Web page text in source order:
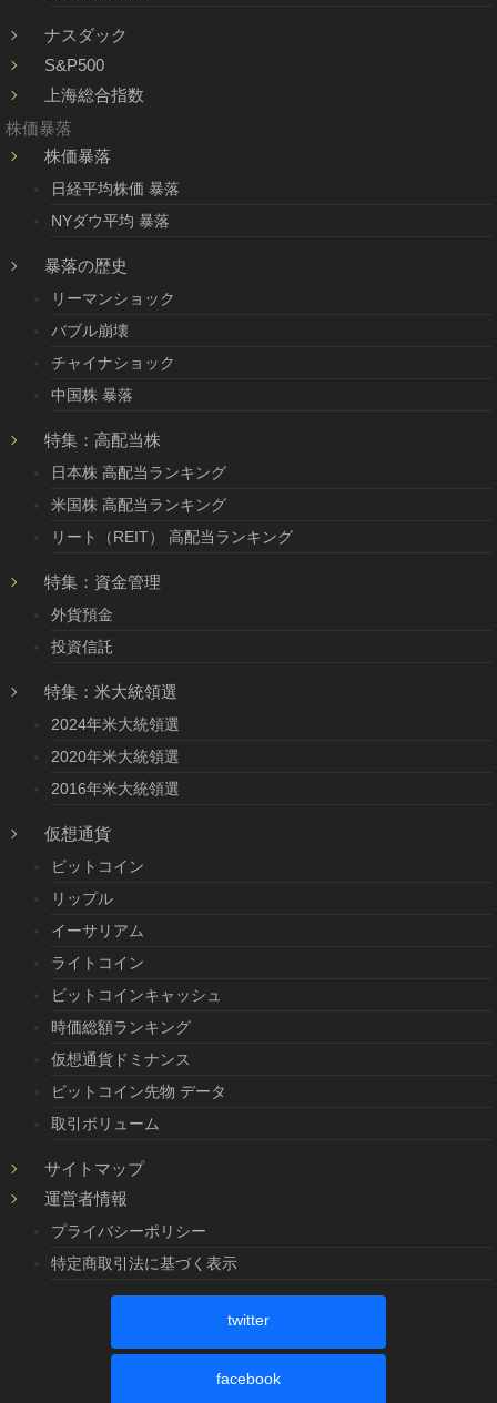
ナスダック
S&P500
上海総合指数
株価暴落
株価暴落
日経平均株価 暴落
NYダウ平均 暴落
暴落の歴史
リーマンショック
バブル崩壊
チャイナショック
中国株 暴落
特集：高配当株
日本株 高配当ランキング
米国株 高配当ランキング
リート（REIT） 高配当ランキング
特集：資金管理
外貨預金
投資信託
特集：米大統領選
2024年米大統領選
2020年米大統領選
2016年米大統領選
仮想通貨
ビットコイン
リップル
イーサリアム
ライトコイン
ビットコインキャッシュ
時価総額ランキング
仮想通貨ドミナンス
ビットコイン先物 データ
取引ボリューム
サイトマップ
運営者情報
プライバシーポリシー
特定商取引法に基づく表示
twitter
facebook